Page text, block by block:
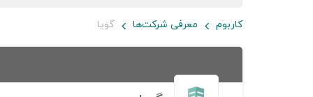
کاربوم معرفی شرکت‌ها گویا